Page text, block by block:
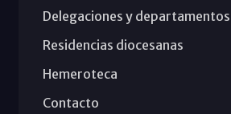
Delegaciones y departamentos
Residencias diocesanas
Hemeroteca
Contacto